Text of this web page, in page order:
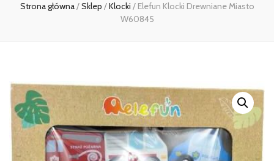
Strona główna/Sklep /Klocki / Elefun Klocki Drewniane Miasto
W60845